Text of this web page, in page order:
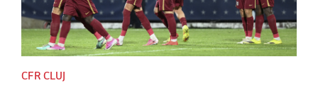
CFR CLUJ